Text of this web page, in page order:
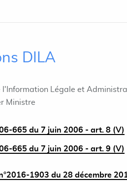
DILA
l'Information Légale et
Ministre
665 du 7 juin 2006 - art. 8 (V)
665 du 7 juin 2006 - art. 9 (V)
1903 du 28 décembre